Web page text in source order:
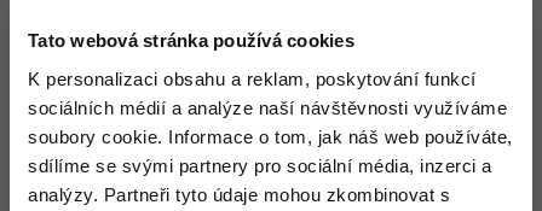
Tato webová stránka používá cookies
K personalizaci obsahu a reklam, poskytování funkcí
sociálních médií a analýze naší návštěvnosti využíváme
soubory cookie. Informace o tom, jak náš web používáte,
sdílíme se svými partnery pro sociální média, inzerci a
analýzy. Partneři tyto údaje mohou zkombinovat s
nápad, tak prosím, budu jen rád.
Editováno
Nahoru Odpovědět
Odpovídá na DooM
Pavel Mareš: 11.10.2014 13:26